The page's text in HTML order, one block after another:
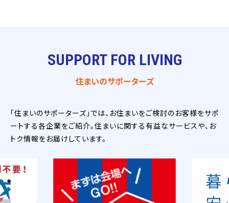
SUPPORT FOR LIVING
住まいのサポーターズ
「住まいのサポーターズ」では、お住まいをご検討のお客様をサポ
ートする各企業をご紹介。住まいに関する有益なサービスや、お
トク情報をお届けしています。